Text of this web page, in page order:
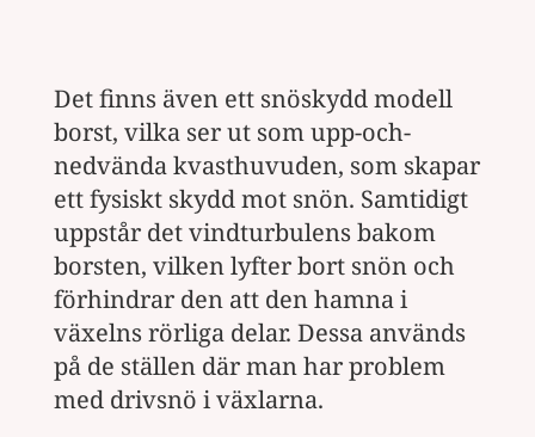
Det finns även ett snöskydd modell
borst, vilka ser ut som upp-och-
nedvända kvasthuvuden, som skapar
ett fysiskt skydd mot snön. Samtidigt
uppstår det vindturbulens bakom
borsten, vilken lyfter bort snön och
förhindrar den att den hamna i
växelns rörliga delar. Dessa används
på de ställen där man har problem
med drivsnö i växlarna.